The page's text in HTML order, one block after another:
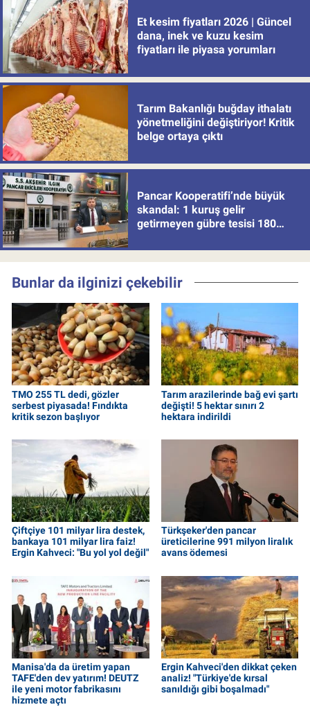
Et kesim fiyatları 2026 | Güncel
dana, inek ve kuzu kesim
fiyatları ile piyasa yorumları
Tarım Bakanlığı buğday ithalatı
yönetmeliğini değiştiriyor! Kritik
belge ortaya çıktı
Pancar Kooperatifi’nde büyük
skandal: 1 kuruş gelir
getirmeyen gübre tesisi 180
Bunlar da ilginizi çekebilir
TMO 255 TL dedi, gözler
serbest piyasada! Fındıkta
kritik sezon başlıyor
Tarım arazilerinde bağ evi şartı
değişti! 5 hektar sınırı 2
hektara indirildi
Çiftçiye 101 milyar lira destek,
bankaya 101 milyar lira faiz!
Ergin Kahveci: "Bu yol yol değil"
Türkşeker'den pancar
üreticilerine 991 milyon liralık
avans ödemesi
Manisa'da da üretim yapan
TAFE'den dev yatırım! DEUTZ
ile yeni motor fabrikasını
hizmete açtı
Ergin Kahveci'den dikkat çeken
analiz! "Türkiye'de kırsal
sanıldığı gibi boşalmadı"